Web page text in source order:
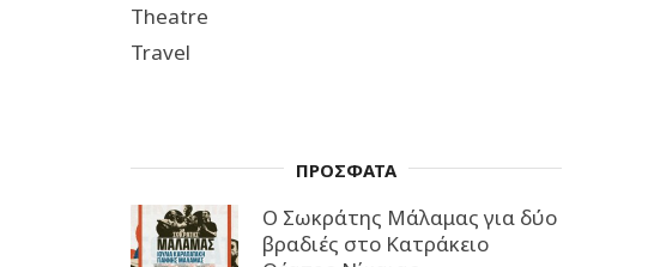
Theatre
Travel
ΠΡΟΣΦΑΤΑ
Ο Σωκράτης Μάλαμας για δύο
βραδιές στο Κατράκειο